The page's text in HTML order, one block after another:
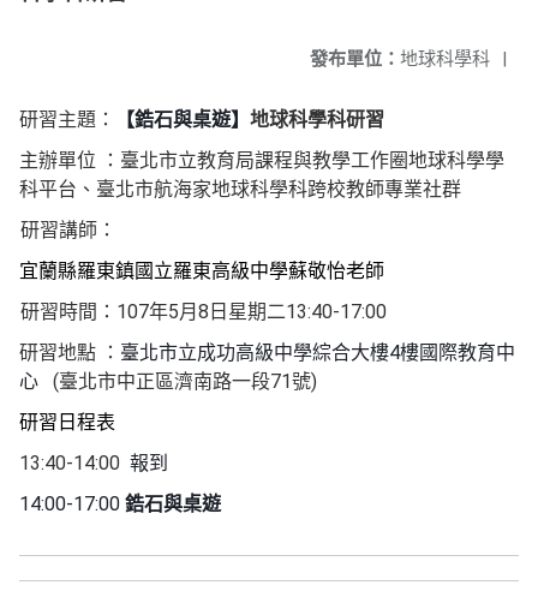
發布單位： 地球科學科 |
研習主題： 【鋯石與桌遊】 地球科學科研習
主辦單位
：臺北市立教育局課程與教學工作圈地球科學學
科平台、臺北市航海家地球科學科跨校教師專業社群
研習講師 ：
宜蘭縣羅東鎮國立羅東高級中學蘇敬怡老師
研習時間： 107年5月 8 日星期二13:40-17:00
研習地點 ： 臺北市立成功高級中學綜合大樓4樓國際教育中
心 (臺北市中正區濟南路一段71號)
研習日程表
13:40-14:00 報到
14:00-17:00 鋯石與桌遊